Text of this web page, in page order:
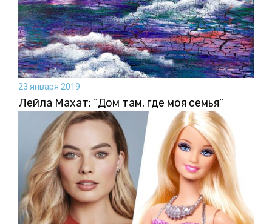
23 января 2019
Лейла Махат: “Дом там, где моя семья”